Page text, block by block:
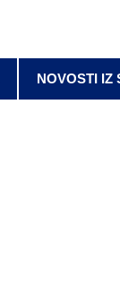
NOVOSTI IZ